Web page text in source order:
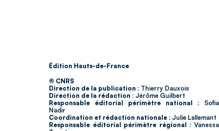
Édition Hauts-de-France
© CNRS
Direction de la publication : Thierry Dauxois
Direction de la rédaction : Jérôme Guilbert
Responsable éditorial périmètre national : Sofia
Nadir
Coordination et rédaction nationale : Julie Lallemant
Responsable éditorial périmètre régional : Vanessa